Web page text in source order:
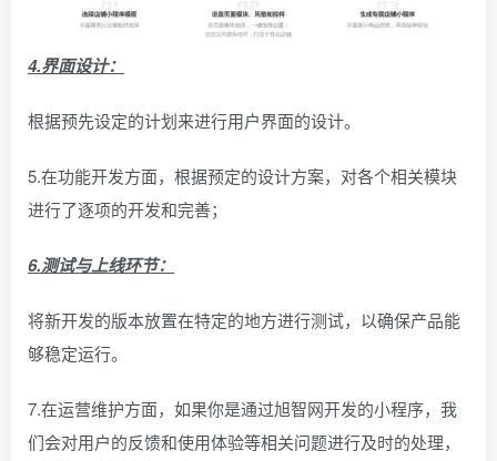
4.界面设计：
根据预先设定的计划来进行用户界面的设计。
5.在功能开发方面，根据预定的设计方案，对各个相关模块
进行了逐项的开发和完善；
6.测试与上线环节：
将新开发的版本放置在特定的地方进行测试，以确保产品能
够稳定运行。
7.在运营维护方面，如果你是通过旭智网开发的小程序，我
们会对用户的反馈和使用体验等相关问题进行及时的处理，